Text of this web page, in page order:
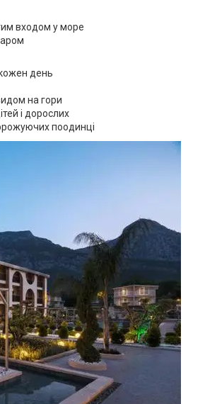
входом у море
кожен день
на гори
і дорослих
поодинці